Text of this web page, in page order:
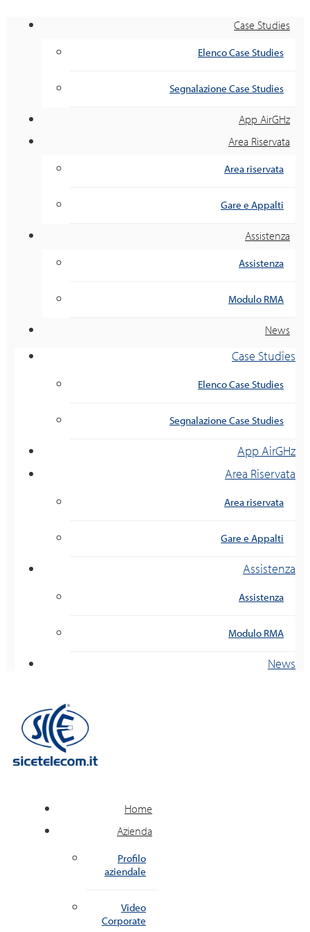
Case Studies
Elenco Case Studies
Segnalazione Case Studies
App AirGHz
Area Riservata
Area riservata
Gare e Appalti
Assistenza
Assistenza
Modulo RMA
News
Case Studies
Elenco Case Studies
Segnalazione Case Studies
App AirGHz
Area Riservata
Area riservata
Gare e Appalti
Assistenza
Assistenza
Modulo RMA
News
Home
Azienda
Profilo
aziendale
Video
Corporate